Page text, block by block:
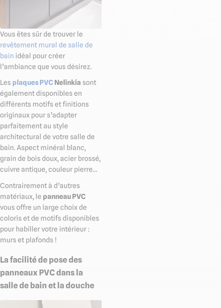
Vous êtes sûr de trouver le
revêtement mural de salle de
bain idéal pour créer
l’ambiance que vous désirez.
Les plaques PVC Nelinkia sont
également disponibles en
différents motifs et finitions
originaux pour s’adapter
parfaitement au style
architectural de votre salle de
bain. Aspect minéral blanc,
grain de bois doux, acier brossé,
cuivre antique, couleur pierre…
Contrairement à d’autres
matériaux, le panneau PVC
vous offre un large choix de
coloris et de motifs disponibles
pour habiller votre intérieur :
murs et plafonds !
La facilité de pose des
panneaux PVC dans la
salle de bain et la douche